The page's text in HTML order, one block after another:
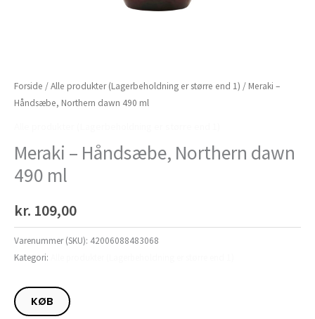
Forside /Alle produkter (Lagerbeholdning er større end 1) / Meraki –
Håndsæbe, Northern dawn 490 ml
Meraki – Håndsæbe, Northern dawn
490 ml
kr. 109,00
Varenummer (SKU): 42006088483068
Kategori:
KØB